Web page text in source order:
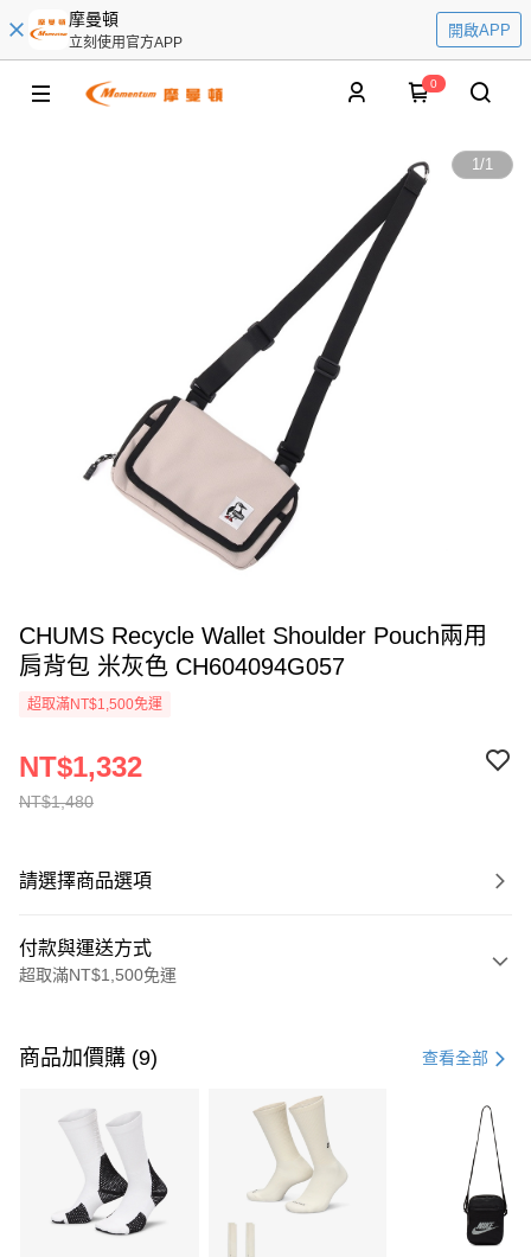
摩曼頓
立刻使用官方APP
開啟APP
0
1/1
CHUMS Recycle Wallet Shoulder Pouch兩用
肩背包 米灰色 CH604094G057
超取滿NT$1,500免運
NT$1,480
NT$1,332
請選擇商品選項
付款與運送方式
超取滿NT$1,500免運
信用卡一次付款
3 期 0 利率 每期 21家銀行
合作金庫商業銀行
第一商業銀行
華南商業銀行
彰化商業銀行
上海商業儲蓄銀行
Apple Pay
商品加價購 (9) 查看全部